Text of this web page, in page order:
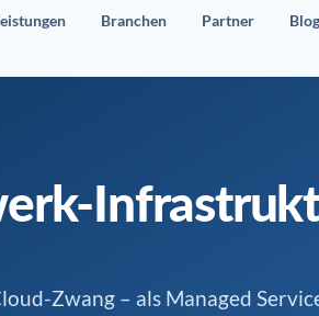
Branchen Partner Blog
Zwang – als Managed